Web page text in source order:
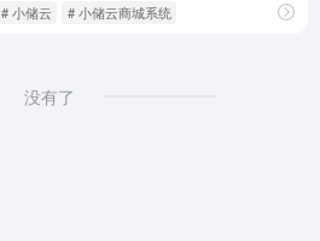
# 小储云 # 小储云商城系统
没有了